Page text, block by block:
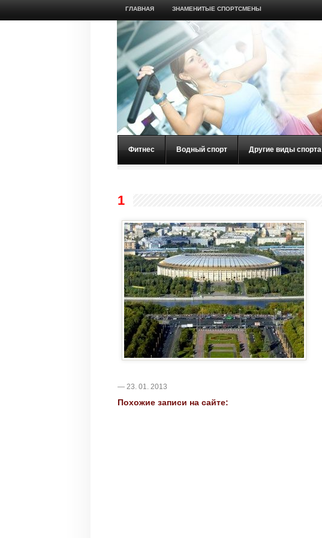
ГЛАВНАЯ ЗНАМЕНИТЫЕ СПОРТСМЕНЫ
Фитнес Водный спорт Другие виды спорта
1
— 23. 01. 2013
Похожие записи на сайте: